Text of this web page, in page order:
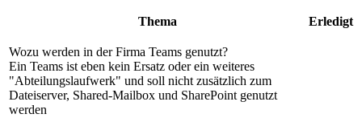
Thema Erledigt
Wozu werden in der Firma Teams genutzt?
Ein Teams ist eben kein Ersatz oder ein weiteres
"Abteilungslaufwerk" und soll nicht zusätzlich zum
Dateiserver, Shared-Mailbox und SharePoint genutzt
werden